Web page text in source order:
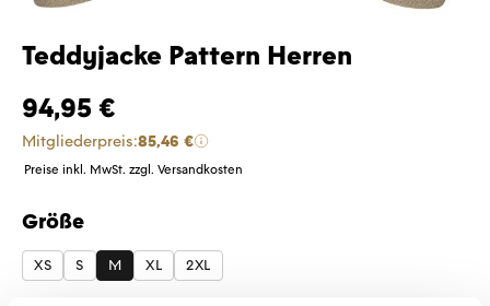
Teddyjacke Pattern Herren
94,95 €
Mitgliederpreis:85,46 €
Preise inkl. MwSt. zzgl. Versandkosten
Größe
auswählen
XS S M XL 2XL